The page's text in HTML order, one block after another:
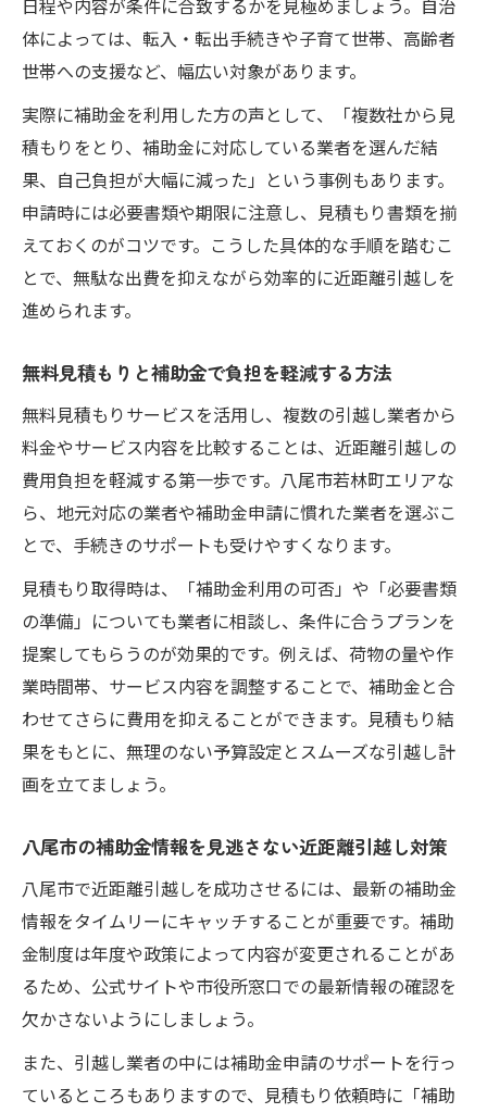
日程や内容が条件に合致するかを見極めましょう。自治
体によっては、転入・転出手続きや子育て世帯、高齢者
世帯への支援など、幅広い対象があります。
実際に補助金を利用した方の声として、「複数社から見
積もりをとり、補助金に対応している業者を選んだ結
果、自己負担が大幅に減った」という事例もあります。
申請時には必要書類や期限に注意し、見積もり書類を揃
えておくのがコツです。こうした具体的な手順を踏むこ
とで、無駄な出費を抑えながら効率的に近距離引越しを
進められます。
無料見積もりと補助金で負担を軽減する方法
無料見積もりサービスを活用し、複数の引越し業者から
料金やサービス内容を比較することは、近距離引越しの
費用負担を軽減する第一歩です。八尾市若林町エリアな
ら、地元対応の業者や補助金申請に慣れた業者を選ぶこ
とで、手続きのサポートも受けやすくなります。
見積もり取得時は、「補助金利用の可否」や「必要書類
の準備」についても業者に相談し、条件に合うプランを
提案してもらうのが効果的です。例えば、荷物の量や作
業時間帯、サービス内容を調整することで、補助金と合
わせてさらに費用を抑えることができます。見積もり結
果をもとに、無理のない予算設定とスムーズな引越し計
画を立てましょう。
八尾市の補助金情報を見逃さない近距離引越し対策
八尾市で近距離引越しを成功させるには、最新の補助金
情報をタイムリーにキャッチすることが重要です。補助
金制度は年度や政策によって内容が変更されることがあ
るため、公式サイトや市役所窓口での最新情報の確認を
欠かさないようにしましょう。
また、引越し業者の中には補助金申請のサポートを行っ
ているところもありますので、見積もり依頼時に「補助